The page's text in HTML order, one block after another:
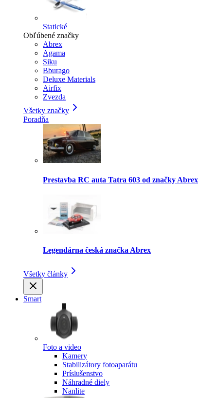
Statické
Obľúbené značky
Abrex
Agama
Siku
Bburago
Deluxe Materials
Airfix
Zvezda
Všetky značky
Poradňa
Prestavba RC auta Tatra 603 od značky Abrex
Legendárna česká značka Abrex
Všetky články
Smart
Foto a video
Kamery
Stabilizátory fotoaparátu
Príslušenstvo
Náhradné diely
Nanlite